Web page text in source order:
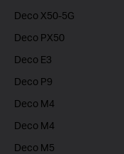
Deco X50-5G
Deco PX50
Deco E3
Deco P9
Deco M4
Deco M4
Deco M5